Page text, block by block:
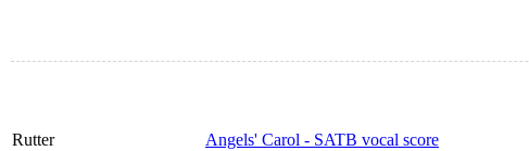
Rutter Angels' Carol - SATB vocal score